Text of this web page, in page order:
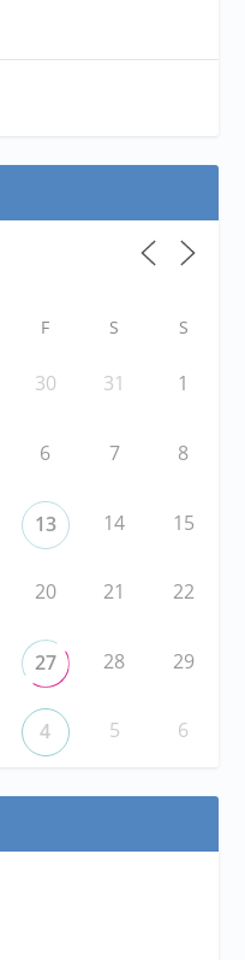
F S S
30 31 1
6 7 8
13 14 15
20 21 22
27 28 29
4 5 6